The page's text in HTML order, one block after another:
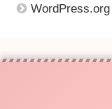
WordPress.org